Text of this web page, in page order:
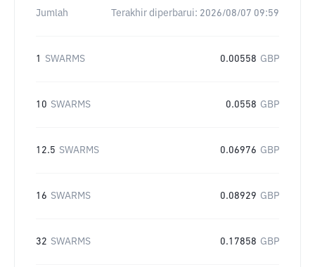
Jumlah Terakhir diperbarui: 2026/08/07 09:59
1 SWARMS 0.00558 GBP
10 SWARMS 0.0558 GBP
12.5 SWARMS 0.06976 GBP
16 SWARMS 0.08929 GBP
32 SWARMS 0.17858 GBP